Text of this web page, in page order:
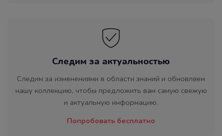
Следим за актуальностью
Следим за изменениями в области знаний и обновляем
нашу коллекцию, чтобы предложить вам самую свежую
и актуальную информацию.
Попробовать бесплатно